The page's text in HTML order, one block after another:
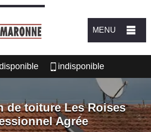
MENU
indisponible
de toiture Les Roises
Agrée